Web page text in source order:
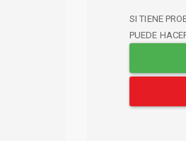
SI TIENE
PUEDE